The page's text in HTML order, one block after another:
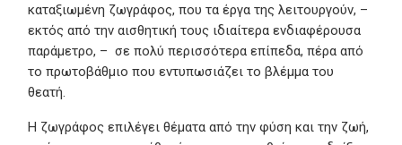
καταξιωμένη ζωγράφος, που τα έργα της λειτουργούν, –
εκτός από την αισθητική τους ιδιαίτερα ενδιαφέρουσα
παράμετρο, – σε πολύ περισσότερα επίπεδα, πέρα από
το πρωτοβάθμιο που εντυπωσιάζει το βλέμμα του
θεατή.
Η ζωγράφος επιλέγει θέματα από την φύση και την ζωή,